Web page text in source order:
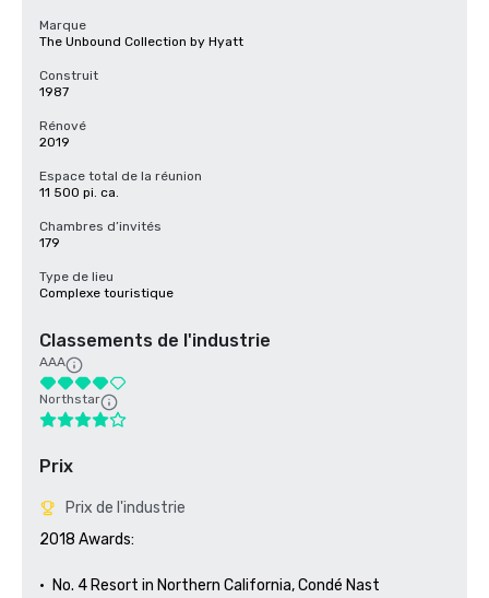
Marque
The Unbound Collection by Hyatt
Construit
1987
Rénové
2019
Espace total de la réunion
11 500 pi. ca.
Chambres d’invités
179
Type de lieu
Complexe touristique
Classements de l'industrie
AAA
Northstar
Prix
Prix de l'industrie
2018 Awards:
•	No. 4 Resort in Northern California, Condé Nast